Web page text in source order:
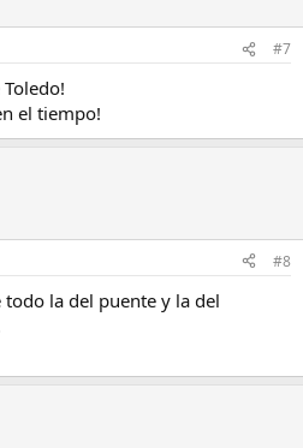
#7
el tiempo!
#8
la del puente y la del